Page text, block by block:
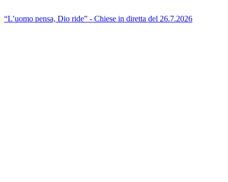
“L’uomo pensa, Dio ride” - Chiese in diretta del 26.7.2026